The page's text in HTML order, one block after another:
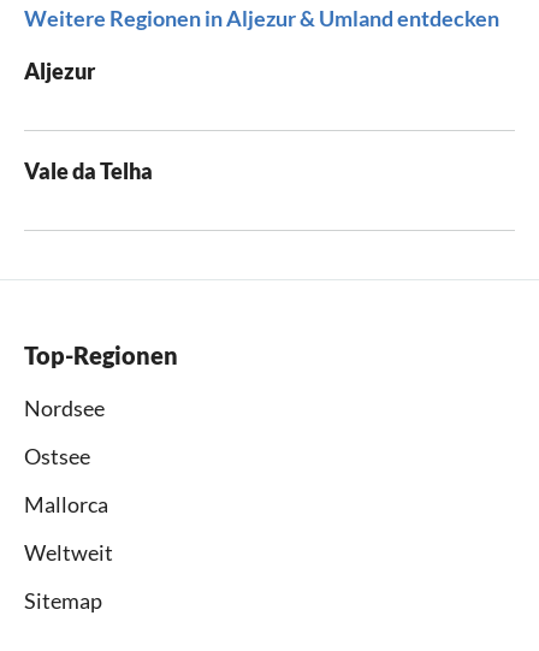
Weitere Regionen in Aljezur & Umland entdecken
Aljezur
Vale da Telha
Top-Regionen
Nordsee
Ostsee
Mallorca
Weltweit
Sitemap